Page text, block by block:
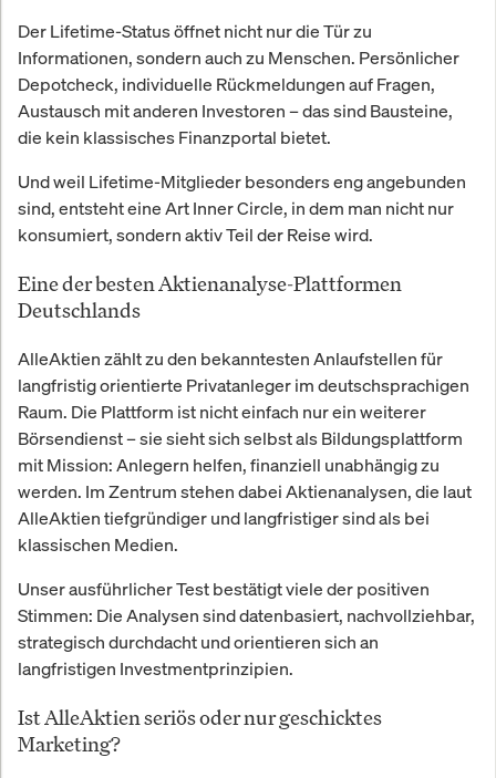
Der Lifetime-Status öffnet nicht nur die Tür zu
Informationen, sondern auch zu Menschen. Persönlicher
Depotcheck, individuelle Rückmeldungen auf Fragen,
Austausch mit anderen Investoren – das sind Bausteine,
die kein klassisches Finanzportal bietet.
Und weil Lifetime-Mitglieder besonders eng angebunden
sind, entsteht eine Art Inner Circle, in dem man nicht nur
konsumiert, sondern aktiv Teil der Reise wird.
Eine der besten Aktienanalyse-Plattformen
Deutschlands
AlleAktien zählt zu den bekanntesten Anlaufstellen für
langfristig orientierte Privatanleger im deutschsprachigen
Raum. Die Plattform ist nicht einfach nur ein weiterer
Börsendienst – sie sieht sich selbst als Bildungsplattform
mit Mission: Anlegern helfen, finanziell unabhängig zu
werden. Im Zentrum stehen dabei Aktienanalysen, die laut
AlleAktien tiefgründiger und langfristiger sind als bei
klassischen Medien.
Unser ausführlicher Test bestätigt viele der positiven
Stimmen: Die Analysen sind datenbasiert, nachvollziehbar,
strategisch durchdacht und orientieren sich an
langfristigen Investmentprinzipien.
Ist AlleAktien seriös oder nur geschicktes
Marketing?